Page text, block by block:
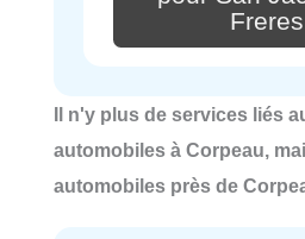
Freres
Il n'y plus de services liés
automobiles à Corpeau,
automobiles près de